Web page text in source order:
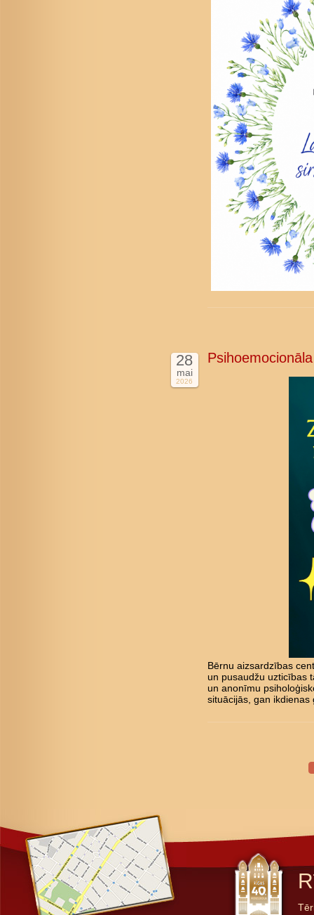
28
mai
2026
Bērnu aizsardzības
un pusaudžu uzticības
un anonīmu
situācijās, gan ikdienas